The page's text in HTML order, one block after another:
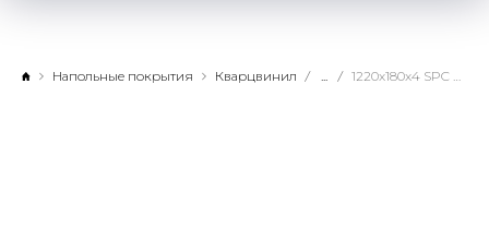
Напольные покрытия Кварцвинил